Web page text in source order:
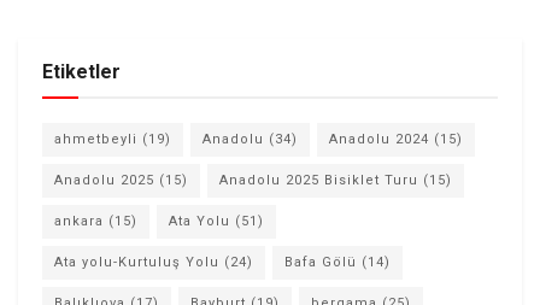
Etiketler
ahmetbeyli (19) Anadolu (34) Anadolu 2024 (15)
Anadolu 2025 (15) Anadolu 2025 Bisiklet Turu (15)
ankara (15) Ata Yolu (51)
Ata yolu-Kurtuluş Yolu (24) Bafa Gölü (14)